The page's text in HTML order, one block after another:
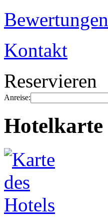
Bewertungen
Kontakt
Reservieren
Anreise:
Hotelkarte